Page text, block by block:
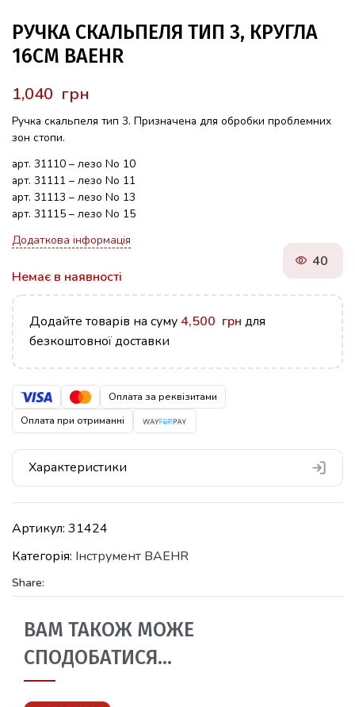
РУЧКА СКАЛЬПЕЛЯ ТИП 3, КРУГЛА
16СМ BAEHR
грн
Ручка скальпеля тип 3. Призначена для обробки проблемних
зон стопи.
арт. 31110 – лезо No 10
арт. 31111 – лезо No 11
арт. 31113 – лезо No 13
арт. 31115 – лезо No 15
Додаткова інформація
Немає в наявності
40
Додайте товарів на суму 4,500 грн для
безкоштовної доставки
Оплата за реквізитами
Оплата при отриманні
Характеристики
Артикул: 31424
Категорія: Iнструмент BAEHR
Share:
ВАМ ТАКОЖ МОЖЕ
СПОДОБАТИСЯ…